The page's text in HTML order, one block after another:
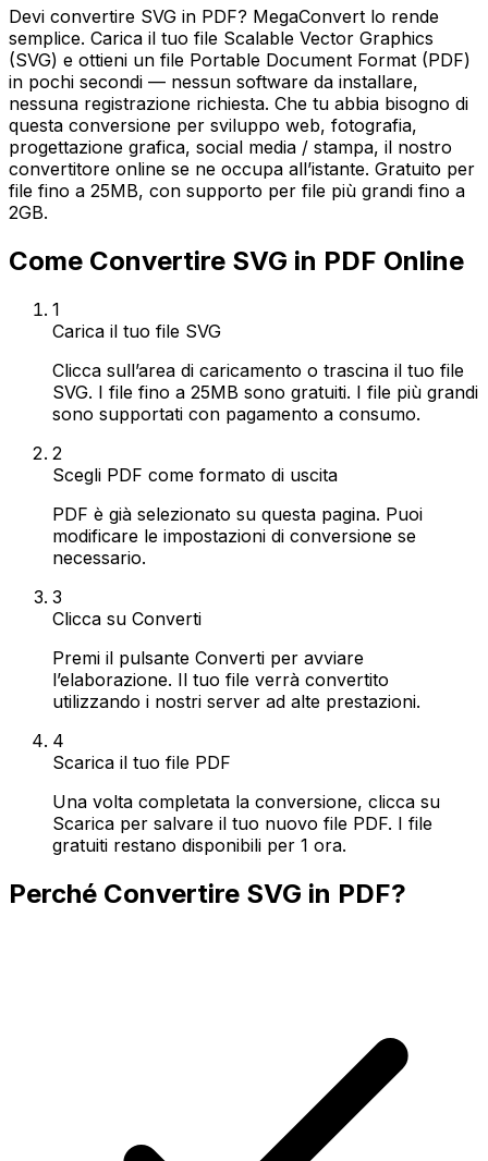
Devi convertire SVG in PDF? MegaConvert lo rende
semplice. Carica il tuo file Scalable Vector Graphics
(SVG) e ottieni un file Portable Document Format (PDF)
in pochi secondi — nessun software da installare,
nessuna registrazione richiesta. Che tu abbia bisogno di
questa conversione per sviluppo web, fotografia,
progettazione grafica, social media / stampa, il nostro
convertitore online se ne occupa all’istante. Gratuito per
file fino a 25MB, con supporto per file più grandi fino a
2GB.
Come Convertire SVG in PDF Online
1
Carica il tuo file SVG
Clicca sull’area di caricamento o trascina il tuo file
SVG. I file fino a 25MB sono gratuiti. I file più grandi
sono supportati con pagamento a consumo.
2
Scegli PDF come formato di uscita
PDF è già selezionato su questa pagina. Puoi
modificare le impostazioni di conversione se
necessario.
3
Clicca su Converti
Premi il pulsante Converti per avviare
l’elaborazione. Il tuo file verrà convertito
utilizzando i nostri server ad alte prestazioni.
4
Scarica il tuo file PDF
Una volta completata la conversione, clicca su
Scarica per salvare il tuo nuovo file PDF. I file
gratuiti restano disponibili per 1 ora.
Perché Convertire SVG in PDF?